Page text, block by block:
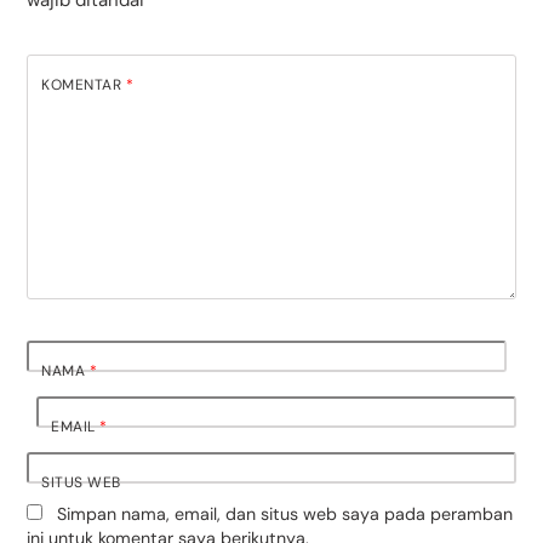
KOMENTAR *
NAMA*
EMAIL*
SITUS WEB
Simpan nama, email, dan situs web saya pada peramban
ini untuk komentar saya berikutnya.